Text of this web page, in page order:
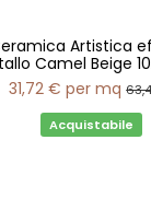
Artistica
Camel Beige
31,72 € per mq
Acquistabile